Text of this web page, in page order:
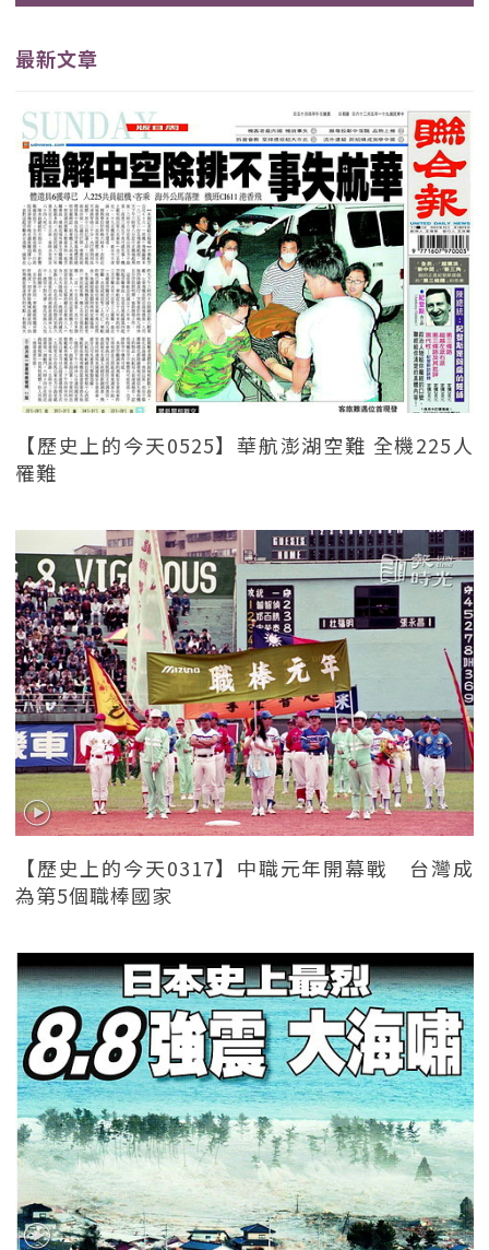
最新文章
【歷史上的今天0525】華航澎湖空難 全機225人
罹難
【歷史上的今天0317】中職元年開幕戰 台灣成
為第5個職棒國家